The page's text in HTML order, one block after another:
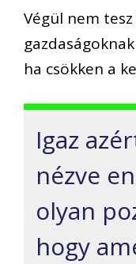
Végül nem
ha csökken a
Igaz
nézve
olyan
hogy